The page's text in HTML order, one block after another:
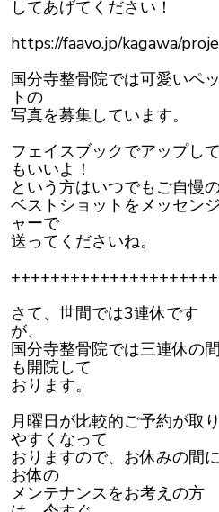
してあげてください！
https://faavo.jp/kagawa/
国分寺整骨院では可愛いペッ
トの
写真を募集しています。
フェイスブックでアップして
もいいよ！
という方はいつでもご自慢
ベストショットをメッセンジ
ャーで
送ってくださいね。
さて、世間では3連休です
が、
国分寺整骨院では三連休の間
も開院して
おります。
月曜日が比較的ご予約が取り
やすくなって
おりますので、お休みの間に
お体の
メンテナンスをお考えの方